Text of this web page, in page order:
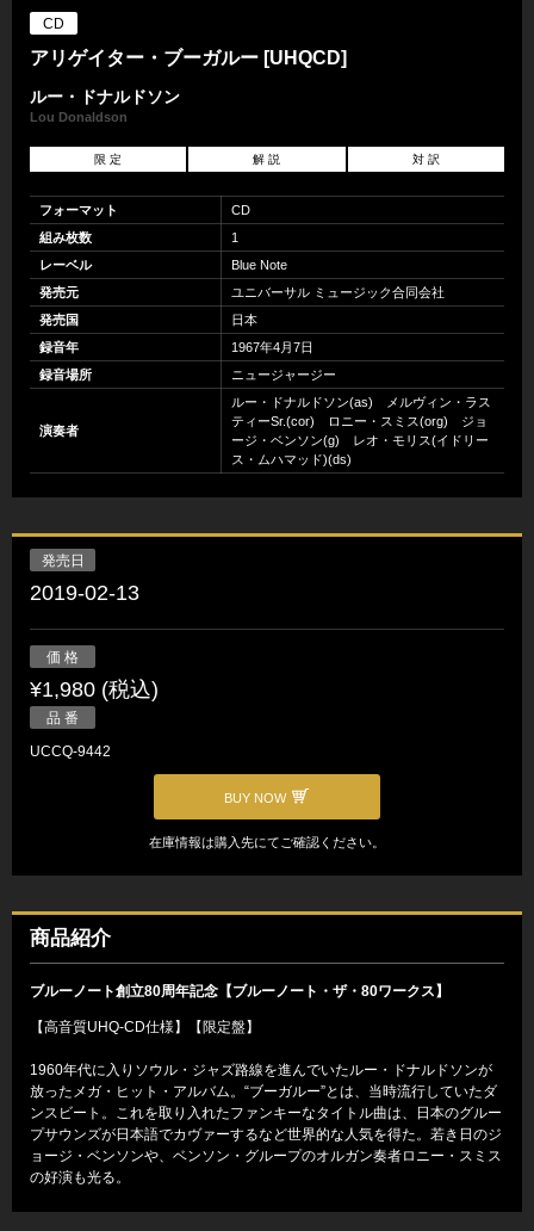
CD
アリゲイター・ブーガルー [UHQCD]
ルー・ドナルドソン
Lou Donaldson
限 定 解 説 対 訳
フォーマット
CD
組み枚数
1
レーベル
Blue Note
発売元
ユニバーサル ミュージック合同会社
発売国
日本
録音年
1967年4月7日
録音場所
ニュージャージー
演奏者
ルー・ドナルドソン(as) メルヴィン・ラス
ティーSr.(cor) ロニー・スミス(org) ジョ
ージ・ベンソン(g) レオ・モリス(イドリー
ス・ムハマッド)(ds)
発売日
2019-02-13
価 格
¥1,980 (税込)
品 番
UCCQ-9442
BUY NOW
在庫情報は購入先にてご確認ください。
商品紹介
ブルーノート創立80周年記念【ブルーノート・ザ・80ワークス】
【高音質UHQ-CD仕様】【限定盤】
1960年代に入りソウル・ジャズ路線を進んでいたルー・ドナルドソンが
放ったメガ・ヒット・アルバム。“ブーガルー”とは、当時流行していたダ
ンスビート。これを取り入れたファンキーなタイトル曲は、日本のグルー
プサウンズが日本語でカヴァーするなど世界的な人気を得た。若き日のジ
ョージ・ベンソンや、ベンソン・グループのオルガン奏者ロニー・スミス
の好演も光る。